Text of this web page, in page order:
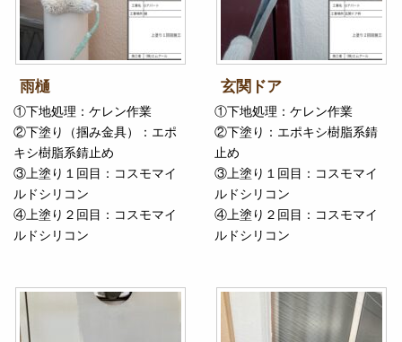
雨樋
①下地処理：ケレン作業
②下塗り（掴み金具）：エポ
キシ樹脂系錆止め
③上塗り１回目：コスモマイ
ルドシリコン
④上塗り２回目：コスモマイ
ルドシリコン
玄関ドア
①下地処理：ケレン作業
②下塗り：エポキシ樹脂系錆
止め
③上塗り１回目：コスモマイ
ルドシリコン
④上塗り２回目：コスモマイ
ルドシリコン